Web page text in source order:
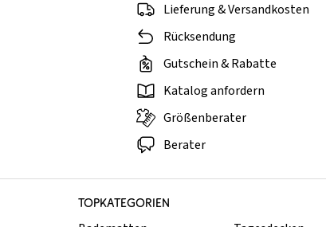
Lieferung & Versandkosten
Rücksendung
Gutschein & Rabatte
Katalog anfordern
Größenberater
Berater
TOPKATEGORIEN